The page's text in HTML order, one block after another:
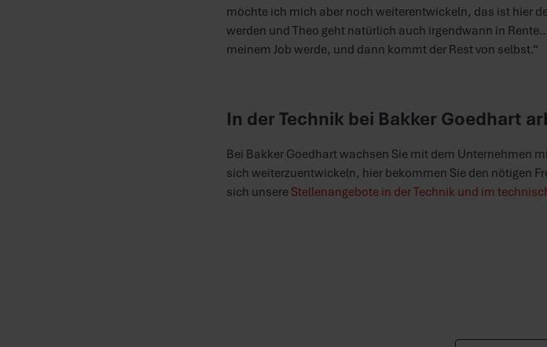
möchte ich mich aber noch weiterentwickeln, das ist hier
werden und Theo geht natürlich auch irgendwann in
meinem Job werde, und dann kommt der Rest von selbst.“
In der Technik bei Bakker Goedhart
Bei Bakker Goedhart wachsen Sie mit dem Unternehmen
sich weiterzuentwickeln, hier bekommen Sie den nötigen
sich unsere Stellenangebote in der Technik und im